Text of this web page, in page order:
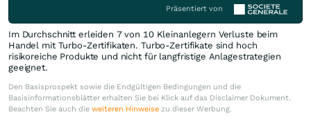
Präsentiert von
Im Durchschnitt erleiden 7 von 10 Kleinanlegern Verluste beim
Handel mit Turbo-Zertifikaten. Turbo-Zertifikate sind hoch
risikoreiche Produkte und nicht für langfristige Anlagestrategien
geeignet.
Den Basisprospekt sowie die Endgültigen Bedingungen und die
Basisinformationsblätter erhalten Sie bei Klick auf das Disclaimer Dokument.
Beachten Sie auch die weiteren Hinweise zu dieser Werbung.